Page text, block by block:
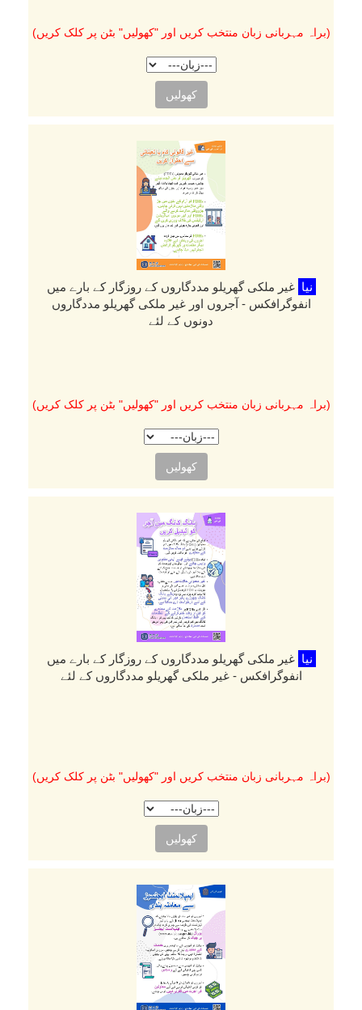
(براہ مہربانی زبان منتخب کریں اور "کھولیں" بٹن پر کلک کریں)
کھولیں
نیا غیر ملکی گھریلو مددگاروں کے روزگار کے بارے میں
انفوگرافکس - آجروں اور غیر ملکی گھریلو مددگاروں
دونوں کے لئے
(براہ مہربانی زبان منتخب کریں اور "کھولیں" بٹن پر کلک کریں)
کھولیں
نیا غیر ملکی گھریلو مددگاروں کے روزگار کے بارے میں
انفوگرافکس - غیر ملکی گھریلو مددگاروں کے لئے
(براہ مہربانی زبان منتخب کریں اور "کھولیں" بٹن پر کلک کریں)
کھولیں